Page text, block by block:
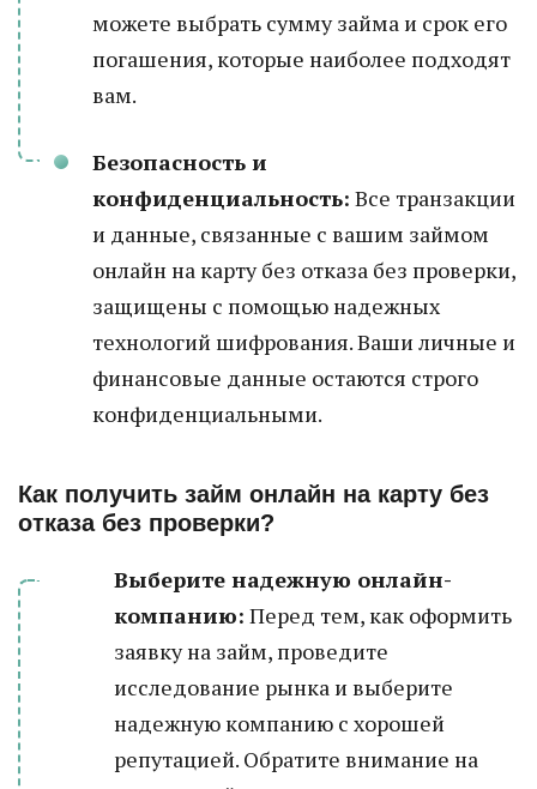
можете выбрать сумму займа и срок его
погашения, которые наиболее подходят
вам.
Безопасность и
конфиденциальность: Все транзакции
и данные, связанные с вашим займом
онлайн на карту без отказа без проверки,
защищены с помощью надежных
технологий шифрования. Ваши личные и
финансовые данные остаются строго
конфиденциальными.
Как получить займ онлайн на карту без
отказа без проверки?
Выберите надежную онлайн-
компанию: Перед тем, как оформить
заявку на займ, проведите
исследование рынка и выберите
надежную компанию с хорошей
репутацией. Обратите внимание на